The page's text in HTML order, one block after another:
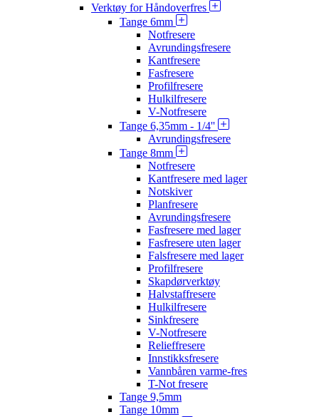
Verktøy for Håndoverfres
Tange 6mm
Notfresere
Avrundingsfresere
Kantfresere
Fasfresere
Profilfresere
Hulkilfresere
V-Notfresere
Tange 6,35mm - 1/4''
Avrundingsfresere
Tange 8mm
Notfresere
Kantfresere med lager
Notskiver
Planfresere
Avrundingsfresere
Fasfresere med lager
Fasfresere uten lager
Falsfresere med lager
Profilfresere
Skapdørverktøy
Halvstaffresere
Hulkilfresere
Sinkfresere
V-Notfresere
Relieffresere
Innstikksfresere
Vannbåren varme-fres
T-Not fresere
Tange 9,5mm
Tange 10mm